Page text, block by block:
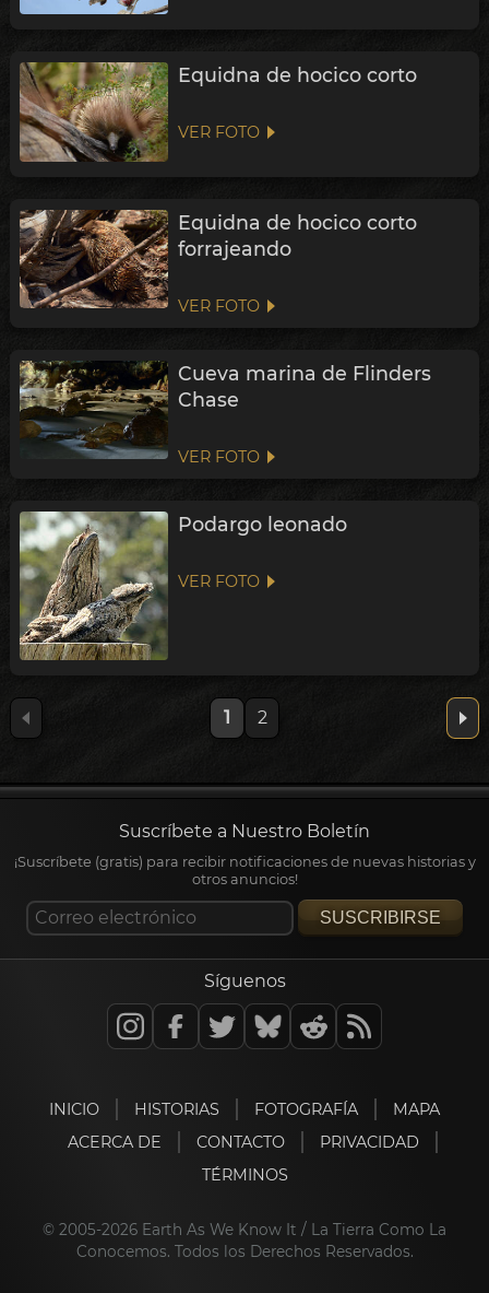
Equidna de hocico corto
VER FOTO
Equidna de hocico corto
forrajeando
VER FOTO
Cueva marina de Flinders
Chase
VER FOTO
Podargo leonado
VER FOTO
1 2
Suscríbete a Nuestro Boletín
¡Suscríbete (gratis) para recibir notificaciones de nuevas historias y
otros anuncios!
SUSCRIBIRSE
Síguenos
INICIO HISTORIAS FOTOGRAFÍA
MAPA
ACERCA DE
CONTACTO
PRIVACIDAD
TÉRMINOS
© 2005-2026 Earth As We Know It / La Tierra Como La
Conocemos. Todos los Derechos Reservados.